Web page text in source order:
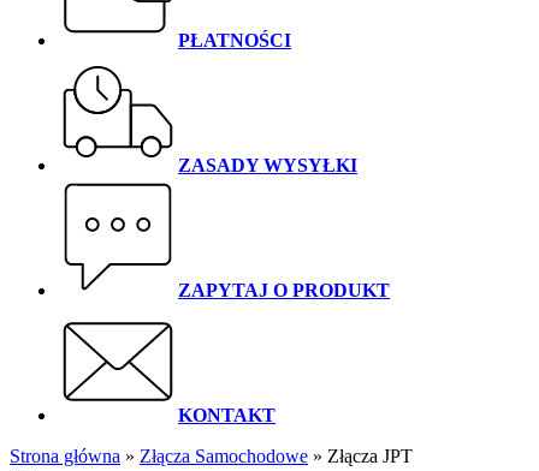
PŁATNOŚCI
ZASADY WYSYŁKI
ZAPYTAJ O PRODUKT
KONTAKT
Strona główna » Złącza Samochodowe » Złącza JPT